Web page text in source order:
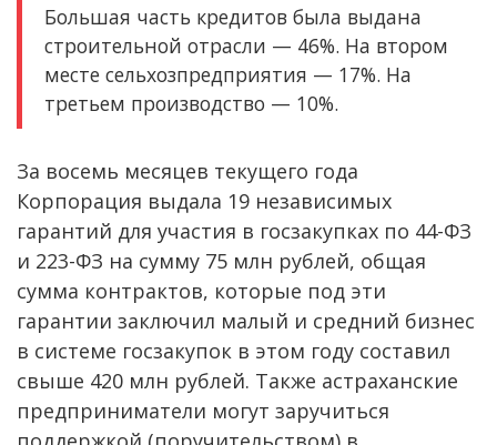
Большая часть кредитов была выдана
строительной отрасли — 46%. На втором
месте сельхозпредприятия — 17%. На
третьем производство — 10%.
За восемь месяцев текущего года
Корпорация выдала 19 независимых
гарантий для участия в госзакупках по 44-ФЗ
и 223-ФЗ на сумму 75 млн рублей, общая
сумма контрактов, которые под эти
гарантии заключил малый и средний бизнес
в системе госзакупок в этом году составил
свыше 420 млн рублей. Также астраханские
предприниматели могут заручиться